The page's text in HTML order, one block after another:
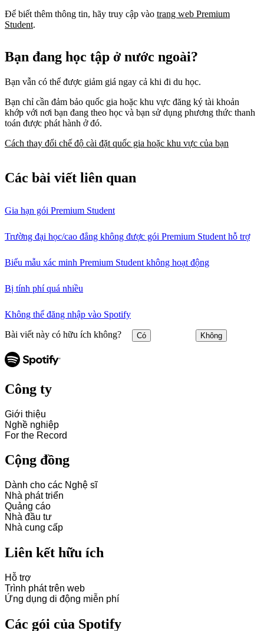
Để biết thêm thông tin, hãy truy cập vào trang web Premium
Student.
Bạn đang học tập ở nước ngoài?
Bạn vẫn có thể được giảm giá ngay cả khi đi du học.
Bạn chỉ cần đảm bảo quốc gia hoặc khu vực đăng ký tài khoản
khớp với nơi bạn đang theo học và bạn sử dụng phương thức thanh
toán được phát hành ở đó.
Cách thay đổi chế độ cài đặt quốc gia hoặc khu vực của bạn
Các bài viết liên quan
Gia hạn gói Premium Student
Trường đại học/cao đẳng không được gói Premium Student hỗ trợ
Biểu mẫu xác minh Premium Student không hoạt động
Bị tính phí quá nhiều
Không thể đăng nhập vào Spotify
Bài viết này có hữu ích không? Có Không
Công ty
Giới thiệu
Nghề nghiệp
For the Record
Cộng đồng
Dành cho các Nghệ sĩ
Nhà phát triển
Quảng cáo
Nhà đầu tư
Nhà cung cấp
Liên kết hữu ích
Hỗ trợ
Trình phát trên web
Ứng dụng di động miễn phí
Các gói của Spotify